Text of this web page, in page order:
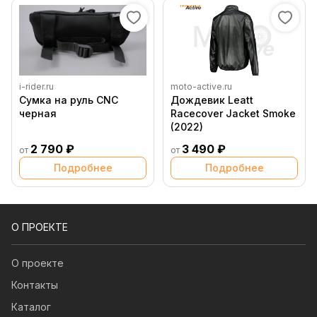
i-rider.ru
Сумка на руль CNC
черная
от 2 790 ₽
Подробнее
moto-active.ru
Дождевик Leatt
Racecover Jacket Smoke
(2022)
от 3 490 ₽
Подробнее
О ПРОЕКТЕ
О проекте
Контакты
Каталог